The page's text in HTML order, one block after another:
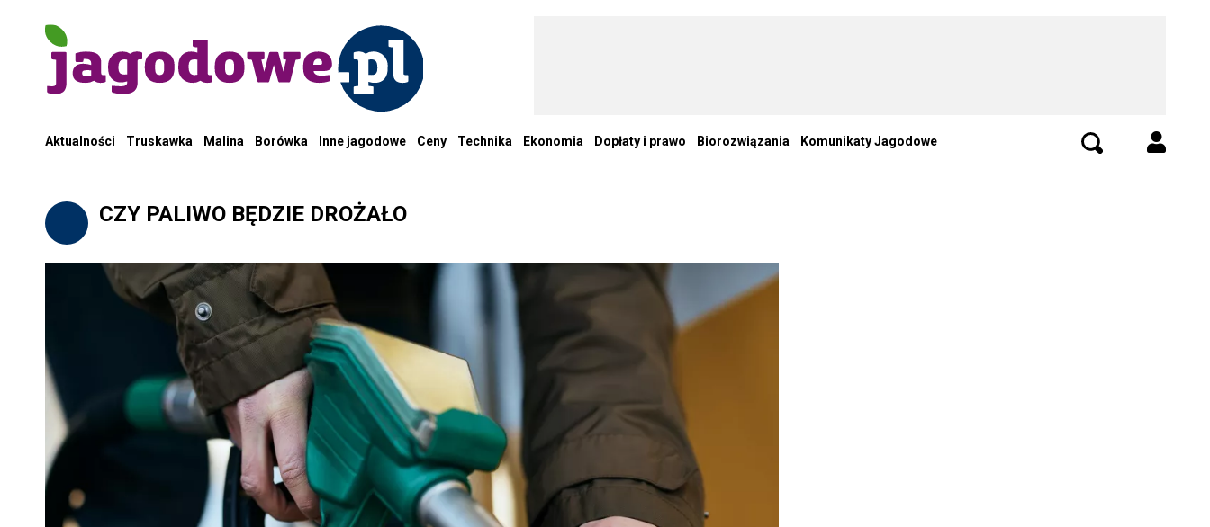
Aktualności Truskawka Malina Borówka Inne jagodowe Ceny Technika Ekonomia Dopłaty i prawo Biorozwiązania Komunikaty Jagodowe
CZY PALIWO BĘDZIE DROŻAŁO